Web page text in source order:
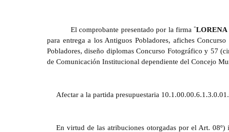
El comprobante presentado por la firma “LORENA
para entrega a los Antiguos Pobladores, afiches
Pobladores, diseño diplomas Concurso Fotográfico y 57
de Comunicación Institucional dependiente del Concejo
Afectar a la partida presupuestaria
En virtud de las atribuciones otorgadas por el Art.